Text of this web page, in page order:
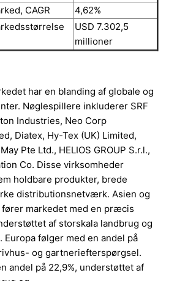
CAGR
4,62%
USD 7.302,5
millioner
har en blanding af globale og
Nøglespillere inkluderer SRF
Industries, Neo Corp
Diatex, Hy-Tex (UK) Limited,
Pte Ltd., HELIOS GROUP S.r.l.,
Co. Disse virksomheder
holdbare produkter, brede
distributionsnetværk. Asien og
markedet med en præcis
af storskala landbrug og
Europa følger med en andel på
og gartneriefterspørgsel.
andel på 22,9%, understøttet af